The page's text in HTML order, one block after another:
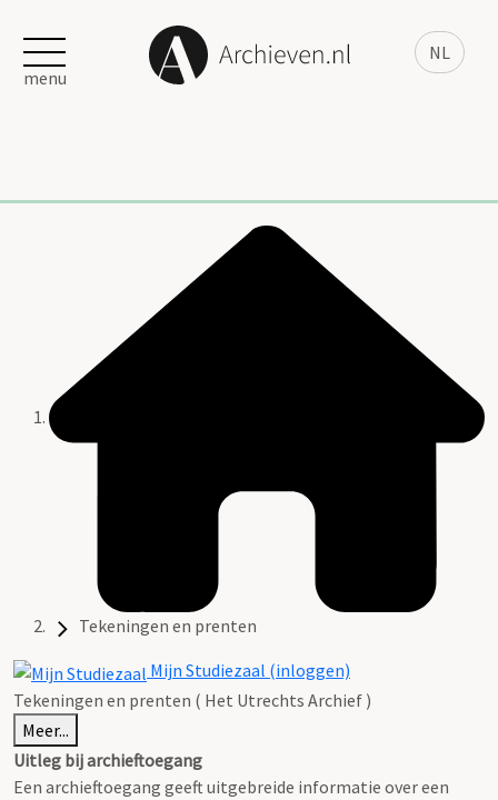
NL
menu
Tekeningen en prenten
Mijn Studiezaal (inloggen)
Tekeningen en prenten ( Het Utrechts Archief )
Meer...
Uitleg bij archieftoegang
Een archieftoegang geeft uitgebreide informatie over een